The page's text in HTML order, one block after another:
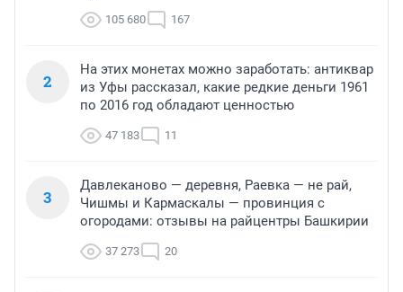
105 680 167
2
На этих монетах можно заработать: антиквар
из Уфы рассказал, какие редкие деньги 1961
по 2016 год обладают ценностью
47 183 11
3
Давлеканово — деревня, Раевка — не рай,
Чишмы и Кармаскалы — провинция с
огородами: отзывы на райцентры Башкирии
37 273 20